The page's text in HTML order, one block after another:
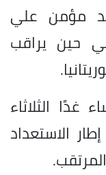
مؤمن علي
حين يراقب
غدًا الثلاثاء
الاستعداد